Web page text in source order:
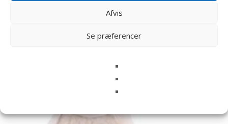
Afvis
Se præferencer